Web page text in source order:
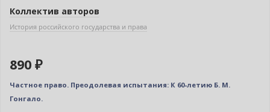
Коллектив авторов
История российского государства и права
890 ₽
Частное право. Преодолевая испытания: К 60-летию Б. М.
Гонгало.